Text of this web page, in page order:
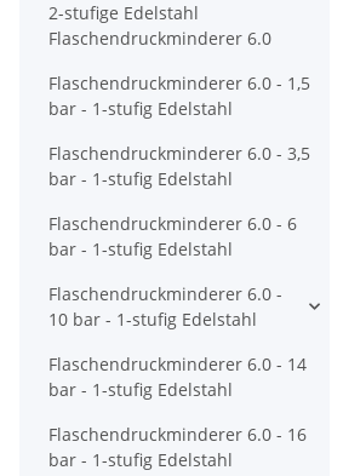
2-stufige Edelstahl
Flaschendruckminderer 6.0
Flaschendruckminderer 6.0 - 1,5
bar - 1-stufig Edelstahl
Flaschendruckminderer 6.0 - 3,5
bar - 1-stufig Edelstahl
Flaschendruckminderer 6.0 - 6
bar - 1-stufig Edelstahl
Flaschendruckminderer 6.0 -
10 bar - 1-stufig Edelstahl
Flaschendruckminderer 6.0 - 14
bar - 1-stufig Edelstahl
Flaschendruckminderer 6.0 - 16
bar - 1-stufig Edelstahl